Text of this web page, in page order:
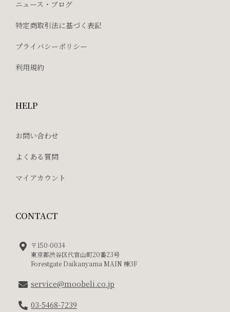
ニュース・ブログ
特定商取引法に基づく表記
プライバシーポリシー
利用規約
HELP
お問い合わせ
よくある質問
マイアカウント
CONTACT
〒150-0034
東京都渋谷区代官山町20番23号
Forestgate Daikanyama MAIN 棟3F
service@moobeli.co.jp
03-5468-7239